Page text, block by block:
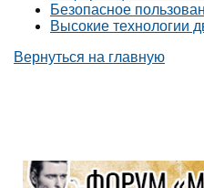
Безопасное
Высокие технологии
Вернуться на главную